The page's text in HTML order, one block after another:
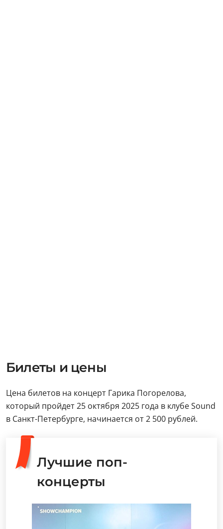
Билеты и цены
Цена билетов на концерт Гарика Погорелова,
который пройдет 25 октября 2025 года в клубе Sound
в Санкт-Петербурге, начинается от 2 500 рублей.
Лучшие поп-
концерты